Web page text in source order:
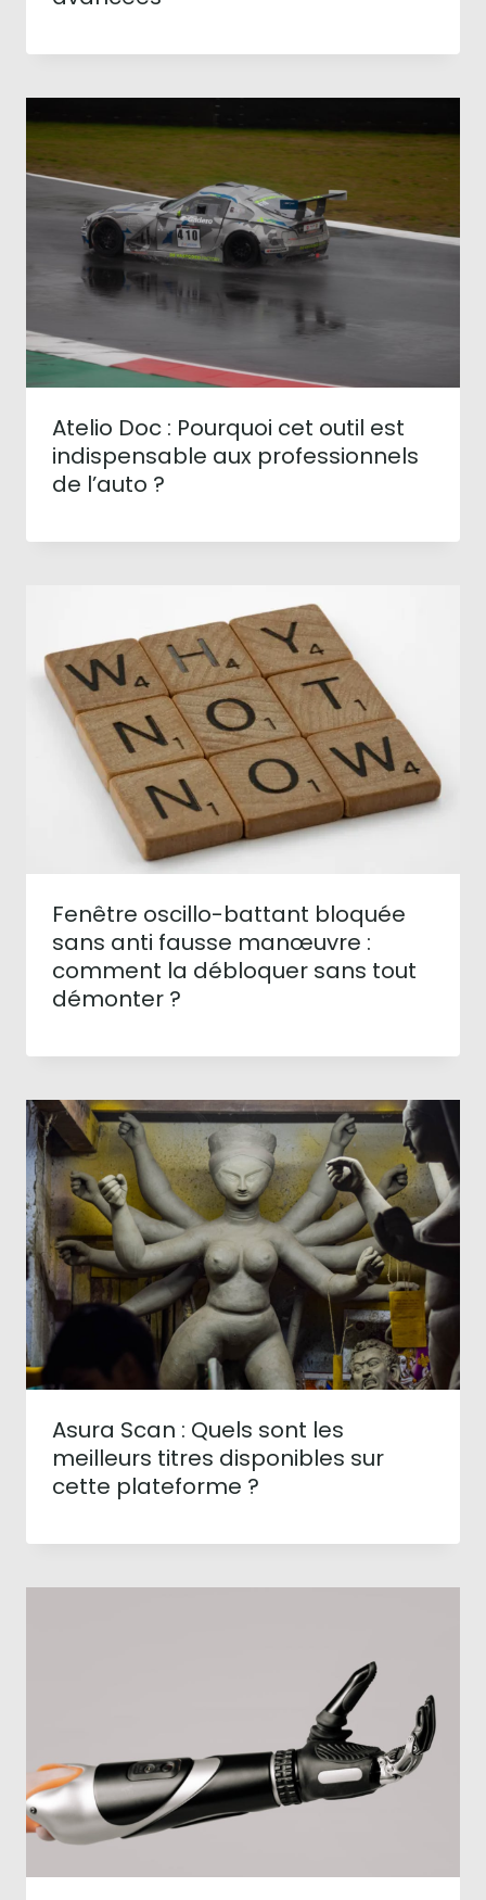
Atelio Doc : Pourquoi cet outil est
indispensable aux professionnels
de l’auto ?
Fenêtre oscillo-battant bloquée
sans anti fausse manœuvre :
comment la débloquer sans tout
démonter ?
Asura Scan : Quels sont les
meilleurs titres disponibles sur
cette plateforme ?